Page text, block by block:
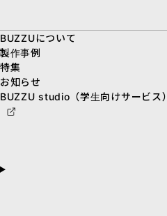
BUZZUについて
製作事例
特集
お知らせ
BUZZU studio（学生向けサービス）